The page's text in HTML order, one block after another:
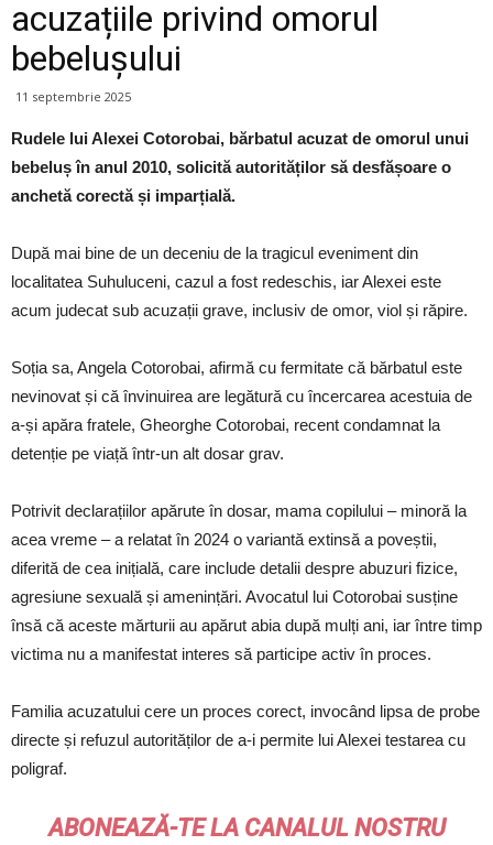
acuzațiile privind omorul
bebelușului
11 septembrie 2025
Rudele lui Alexei Cotorobai, bărbatul acuzat de omorul unui
bebeluș în anul 2010, solicită autorităților să desfășoare o
anchetă corectă și imparțială.
După mai bine de un deceniu de la tragicul eveniment din
localitatea Suhuluceni, cazul a fost redeschis, iar Alexei este
acum judecat sub acuzații grave, inclusiv de omor, viol și răpire.
Soția sa, Angela Cotorobai, afirmă cu fermitate că bărbatul este
nevinovat și că învinuirea are legătură cu încercarea acestuia de
a-și apăra fratele, Gheorghe Cotorobai, recent condamnat la
detenție pe viață într-un alt dosar grav.
Potrivit declarațiilor apărute în dosar, mama copilului – minoră la
acea vreme – a relatat în 2024 o variantă extinsă a poveștii,
diferită de cea inițială, care include detalii despre abuzuri fizice,
agresiune sexuală și amenințări. Avocatul lui Cotorobai susține
însă că aceste mărturii au apărut abia după mulți ani, iar între timp
victima nu a manifestat interes să participe activ în proces.
Familia acuzatului cere un proces corect, invocând lipsa de probe
directe și refuzul autorităților de a-i permite lui Alexei testarea cu
poligraf.
ABONEAZĂ-TE LA CANALUL NOSTRU